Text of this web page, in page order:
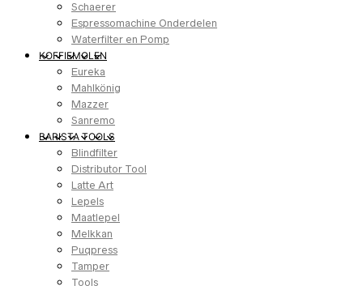
Schaerer
Espressomachine Onderdelen
Waterfilter en Pomp
KOFFIEMOLEN
Eureka
Mahlkönig
Mazzer
Sanremo
BARISTA TOOLS
Blindfilter
Distributor Tool
Latte Art
Lepels
Maatlepel
Melkkan
Puqpress
Tamper
Tools